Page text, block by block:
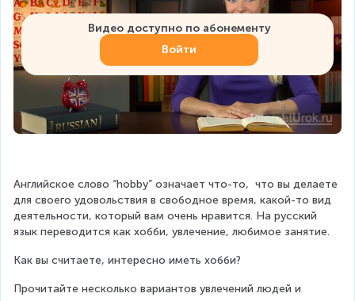
Видео доступно по абонементу
Войти
Английское слово “hobby” означает что-то,  что вы делаете
для своего удовольствия в свободное время, какой-то вид
деятельности, который вам очень нравится. На русский
язык переводится как хобби, увлечение, любимое занятие.
Как вы считаете, интересно иметь хобби?
Прочитайте несколько вариантов увлечений людей и